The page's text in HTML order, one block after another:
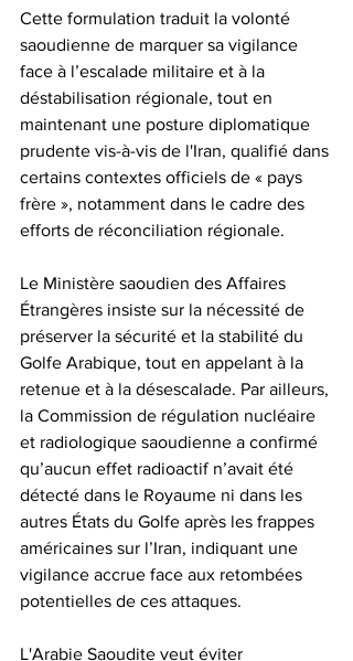
Cette formulation traduit la volonté
saoudienne de marquer sa vigilance
face à l’escalade militaire et à la
déstabilisation régionale, tout en
maintenant une posture diplomatique
prudente vis-à-vis de l'Iran, qualifié dans
certains contextes officiels de « pays
frère », notamment dans le cadre des
efforts de réconciliation régionale.
Le Ministère saoudien des Affaires
Étrangères insiste sur la nécessité de
préserver la sécurité et la stabilité du
Golfe Arabique, tout en appelant à la
retenue et à la désescalade. Par ailleurs,
la Commission de régulation nucléaire
et radiologique saoudienne a confirmé
qu’aucun effet radioactif n’avait été
détecté dans le Royaume ni dans les
autres États du Golfe après les frappes
américaines sur l’Iran, indiquant une
vigilance accrue face aux retombées
potentielles de ces attaques.
L'Arabie Saoudite veut éviter